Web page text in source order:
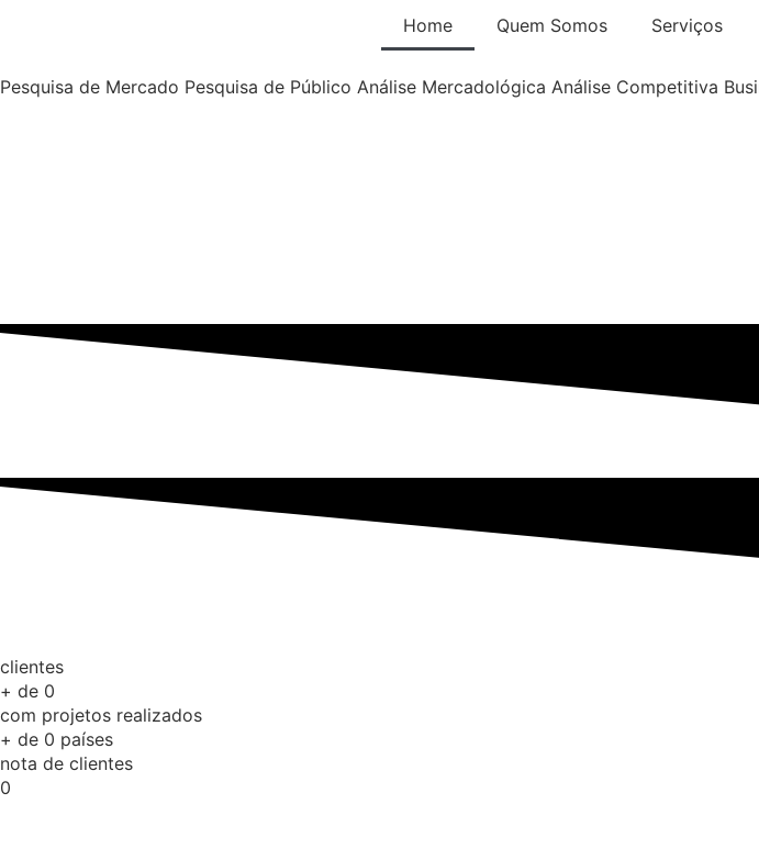
Home Quem Somos Serviços
Pesquisa de Mercado Pesquisa de Público Análise Mercadológica Análise Competitiva
clientes
+ de 0
com projetos realizados
+ de 0 países
nota de clientes
0